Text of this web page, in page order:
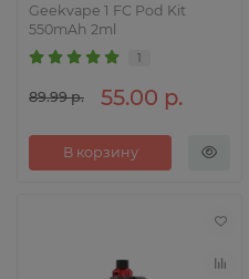
Geekvape 1 FC Pod Kit
550mAh 2ml
1
89.99 р. 55.00 р.
В корзину